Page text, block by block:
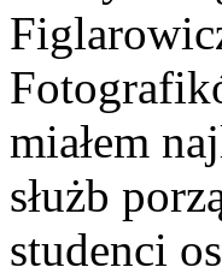
miałem
służb
studenci